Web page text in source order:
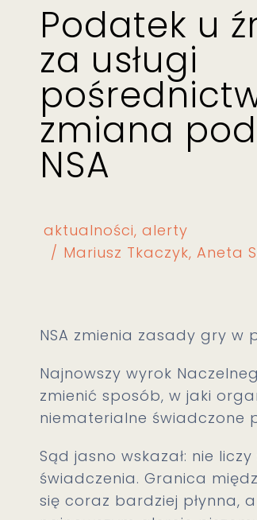
Podatek u
za usługi
zmiana
NSA
aktualności alerty
Mariusz Tkaczyk Aneta
NSA zmienia zasady gry w
Najnowszy wyrok
zmienić sposób, w jaki
niematerialne świadczone
Sąd jasno wskazał: nie
świadczenia. Granica
się coraz bardziej płynna,